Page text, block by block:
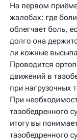
На первом
жалобах: где
облегчает боль,
долго она
ли кожные
Проводится
движений в
при нагрузочных
При
тазобедренного
итогу вы
тазобедренного